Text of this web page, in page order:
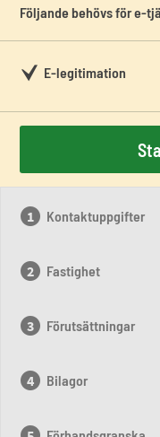
Följande behövs för e-
E-legitimation
Kontaktuppgifter
Fastighet
Förutsättningar
Bilagor